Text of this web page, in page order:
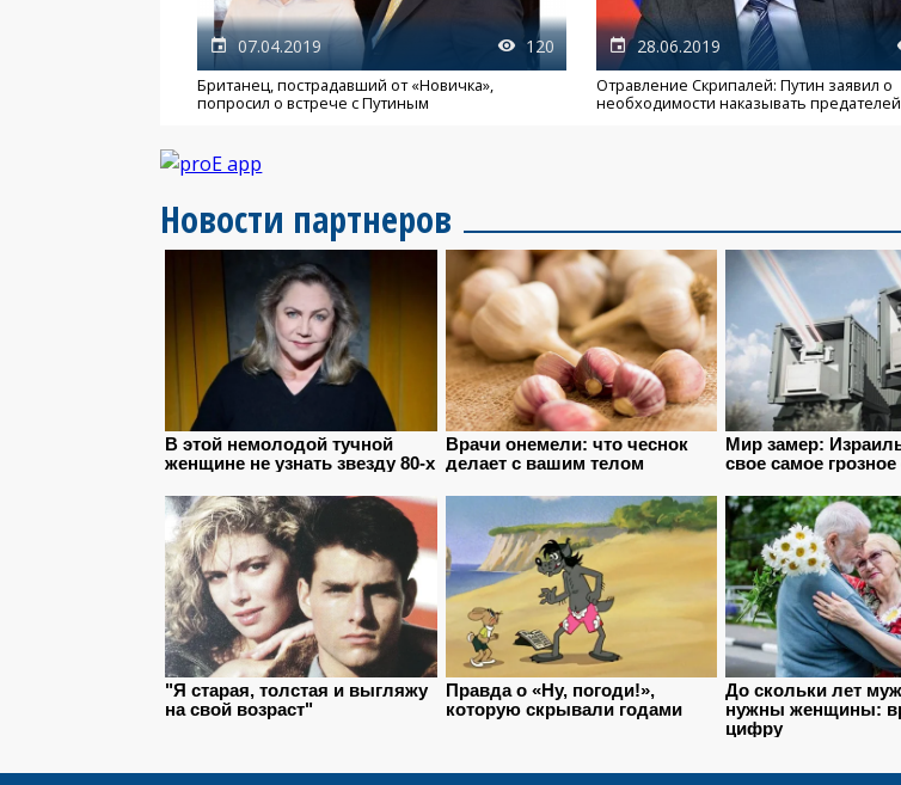
07.04.2019 120
Британец, пострадавший от «Новичка»,
попросил о встрече с Путиным
28.06.2019
Отравление Скрипалей: Путин заявил о
необходимости наказывать предателей
Новости партнеров